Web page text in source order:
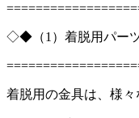
◇◆（1）着脱用パー
着脱用の金具は、様